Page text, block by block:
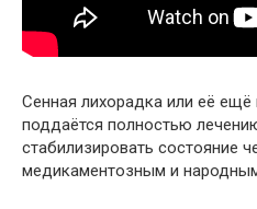
Сенная лихорадка или её
поддаётся полностью
стабилизировать состояние
медикаментозным и